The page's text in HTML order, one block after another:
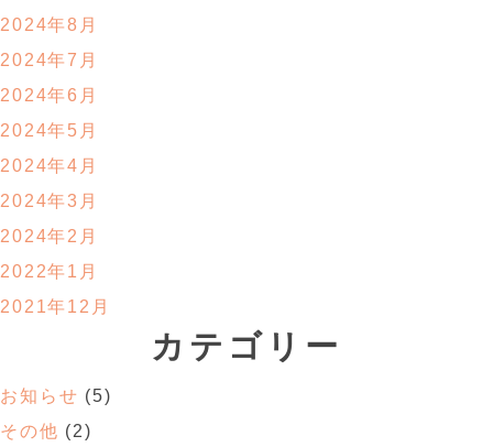
2024年8月
2024年7月
2024年6月
2024年5月
2024年4月
2024年3月
2024年2月
2022年1月
2021年12月
カテゴリー
お知らせ (5)
その他 (2)